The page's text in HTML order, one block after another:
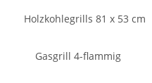
Holzkohlegrills 81 x 53 cm
Gasgrill 4-flammig